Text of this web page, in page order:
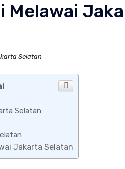
Melawai
Selatan
Selatan
Jakarta Selatan